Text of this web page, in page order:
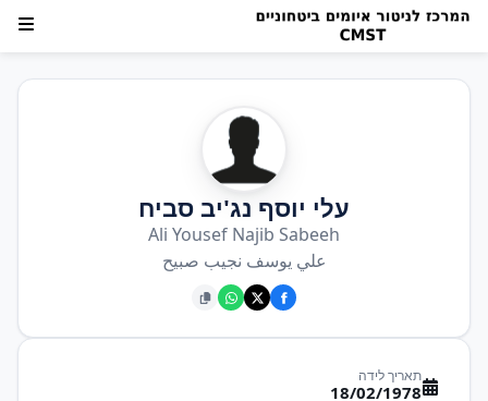
עלי יוסף נג'יב סביח
Ali Yousef Najib Sabeeh
علي يوسف نجيب صبيح
תאריך לידה
18/02/1978